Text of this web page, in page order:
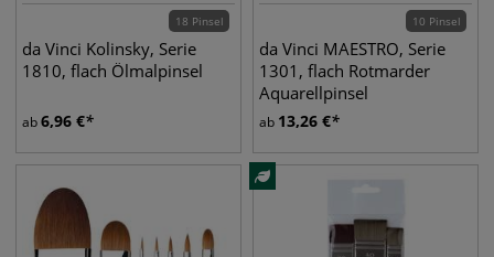
18 Pinsel
da Vinci Kolinsky, Serie
1810, flach Ölmalpinsel
ab6,96 €
10 Pinsel
da Vinci MAESTRO, Serie
1301, flach Rotmarder
Aquarellpinsel
ab 13,26 €